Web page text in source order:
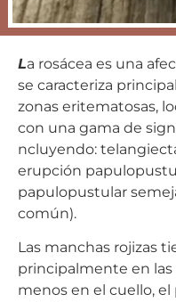
La rosácea es una
se caracteriza
zonas eritematosas,
con una gama de
ncluyendo:
erupción
papulopustular
común).
Las manchas rojizas
principalmente en las
menos en el cuello,